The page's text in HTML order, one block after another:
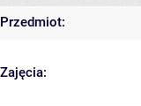
Przedmiot:
Zajęcia: